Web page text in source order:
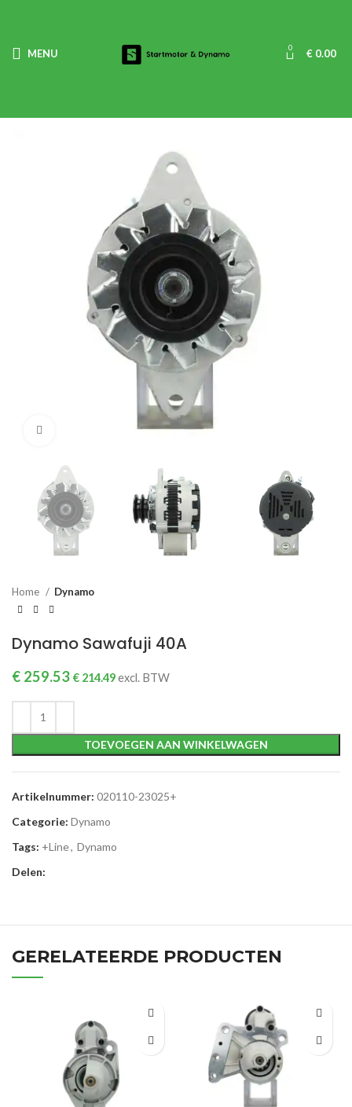
MENU 0 € 0.00
Home Dynamo
Dynamo Sawafuji 40A
€ 259.53 € 214.49excl. BTW
TOEVOEGEN AAN WINKELWAGEN
Artikelnummer: 020110-23025+
Categorie: Dynamo
Tags: +Line, Dynamo
Delen:
GERELATEERDE PRODUCTEN